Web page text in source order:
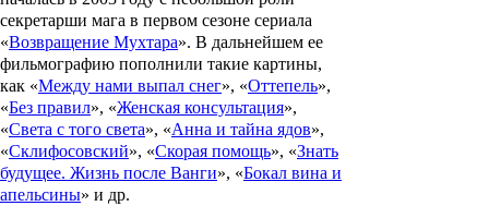
секретарши мага в первом сезоне сериала
«Возвращение Мухтара». В дальнейшем ее
фильмографию пополнили такие картины,
как «Между нами выпал снег», «Оттепель»,
«Без правил», «Женская консультация»,
«Света с того света», «Анна и тайна ядов»,
«Склифосовский», «Скорая помощь», «Знать
будущее. Жизнь после Ванги», «Бокал вина и
апельсины» и др.